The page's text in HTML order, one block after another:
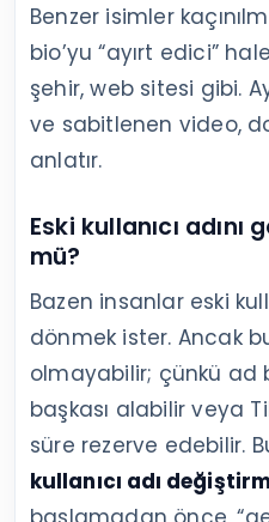
Benzer isimler
bio’yu “ayırt edici”
şehir, web sitesi gibi.
ve sabitlenen video,
anlatır.
Eski kullanıcı
mü?
Bazen insanlar eski
dönmek ister. Ancak
olmayabilir; çünkü ad
başkası alabilir veya
süre rezerve edebilir.
kullanıcı adı